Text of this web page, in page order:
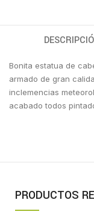
Bonita estatua de
armado de gran
inclemencias
acabado todos
PRODUCTOS